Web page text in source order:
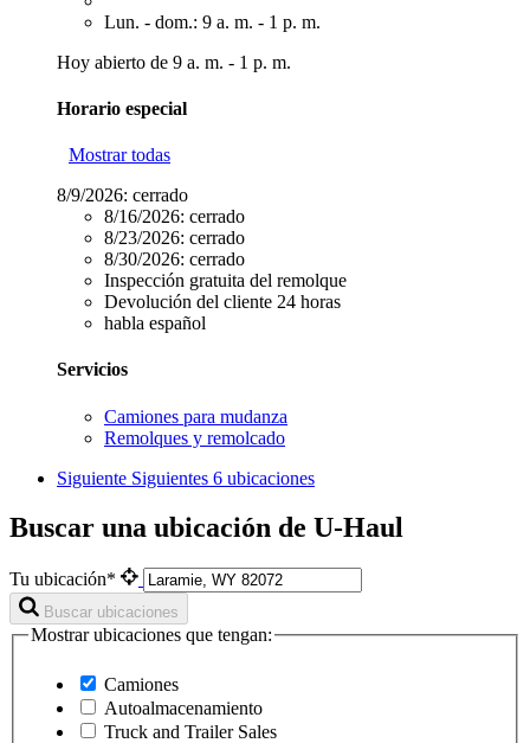
Lun. - dom.: 9 a. m. - 1 p. m.
Hoy abierto de 9 a. m. - 1 p. m.
Horario especial
Mostrar todas
8/9/2026: cerrado
8/16/2026: cerrado
8/23/2026: cerrado
8/30/2026: cerrado
Inspección gratuita del remolque
Devolución del cliente 24 horas
habla español
Servicios
Camiones para mudanza
Remolques y remolcado
Siguiente Siguientes 6 ubicaciones
Buscar una ubicación de U-Haul
Tu ubicación*
Buscar ubicaciones
Mostrar ubicaciones que tengan:
Camiones
Autoalmacenamiento
Truck and Trailer Sales